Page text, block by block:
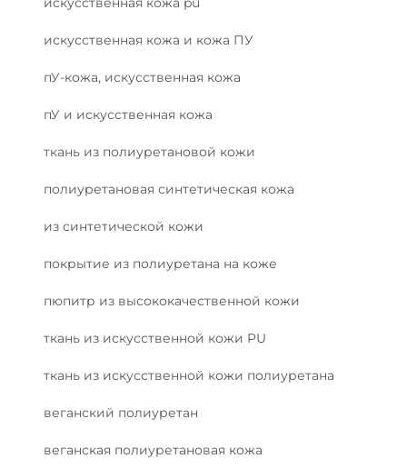
искусственная кожа и кожа ПУ
пУ-кожа, искусственная кожа
пУ и искусственная кожа
ткань из полиуретановой кожи
полиуретановая синтетическая кожа
из синтетической кожи
покрытие из полиуретана на коже
пюпитр из высококачественной кожи
ткань из искусственной кожи PU
ткань из искусственной кожи полиуретана
веганский полиуретан
веганская полиуретановая кожа